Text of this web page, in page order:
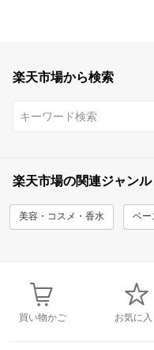
楽天市場から検索
楽天市場の関連ジャンル
美容・コスメ・香水 ベー
買い物かご お気に入